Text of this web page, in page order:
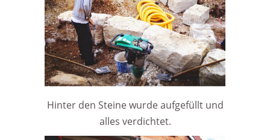
Hinter den Steine wurde aufgefüllt und
alles verdichtet.